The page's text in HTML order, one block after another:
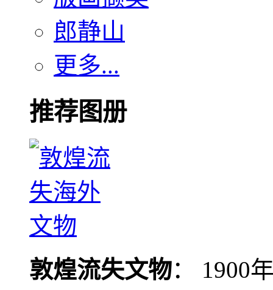
郎静山
更多...
推荐图册
敦煌流失文物： 1900